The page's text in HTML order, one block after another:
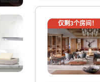
仅剩3个房间！